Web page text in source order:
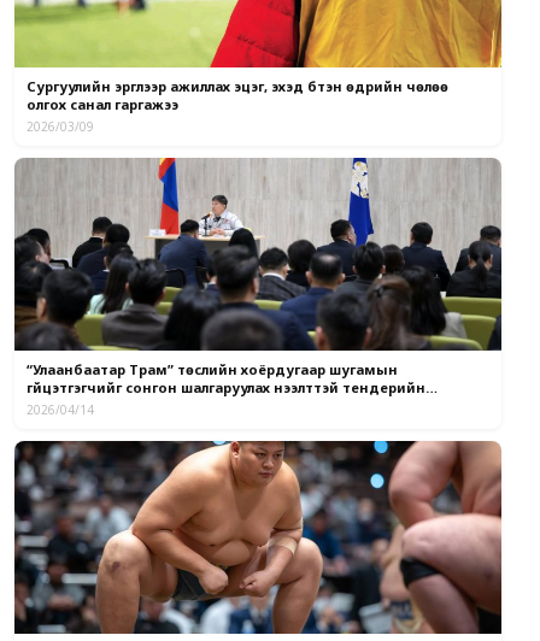
Сургуулийн эргүүлээр ажиллах эцэг, эхэд бүтэн өдрийн чөлөө
олгох санал гаргажээ
2026/03/09
“Улаанбаатар Трам” төслийн хоёрдугаар шугамын
гүйцэтгэгчийг сонгон шалгаруулах нээлттэй тендерийн
материал хүлээн авч байна
2026/04/14